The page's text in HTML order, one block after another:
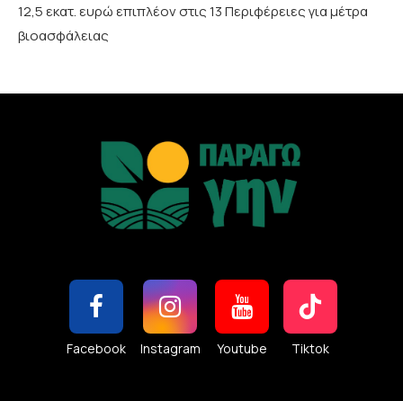
12,5 εκατ. ευρώ επιπλέον στις 13 Περιφέρειες για μέτρα
βιοασφάλειας
Facebook Instagram Youtube Tiktok